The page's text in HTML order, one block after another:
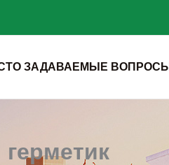
ЗАДАВАЕМЫЕ ВОПРОСЫ